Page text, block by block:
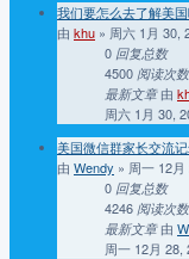
我们要怎么去了解美
由 khu » 周六 1月 30,
0 回复总数
4500 阅读次数
最新文章 由
周六 1月 30,
美国微信群家长交流
由 Wendy » 周一 12
0 回复总数
4246 阅读次数
最新文章 由
周一 12月 28,